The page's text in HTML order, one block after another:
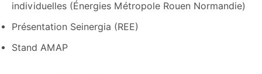
individuelles (Énergies Métropole Rouen Normandie)
Présentation Seinergia (REE)
Stand AMAP